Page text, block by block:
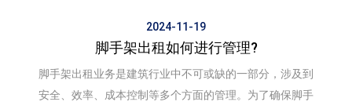
2024-11-19
脚手架出租如何进行管理?
脚手架出租业务是建筑行业中不可或缺的一部分，涉及到
安全、效率、成本控制等多个方面的管理。为了确保脚手